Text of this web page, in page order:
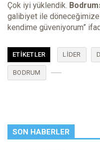
Çok iyi yüklendik. Bodrum
galibiyet ile döneceğimize
kendime güveniyorum”
ETIKETLER LIDER
BODRUM
SON HABERLER